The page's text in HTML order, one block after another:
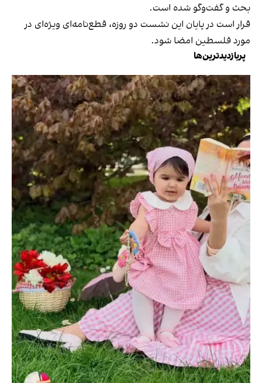
بحث و گفت‌و‌گو شده است.
قرار است در پایان این نشست دو روزه، قطع‌نامه‌ای ویژه‌ای در
مورد فلسطین امضا شود.
پربازدیدترین‌ها